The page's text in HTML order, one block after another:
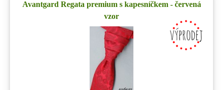
Avantgard Regata premium s kapesníčkem - červená
vzor